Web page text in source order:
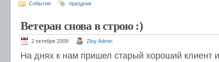
События праздник
Ветеран снова в строю :)
2 октября 2009 Zloy Admin
На днях к нам пришел старый хороший клиент